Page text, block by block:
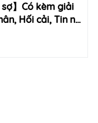
sợ】Có kèm giải
Hối cải, Tin n…